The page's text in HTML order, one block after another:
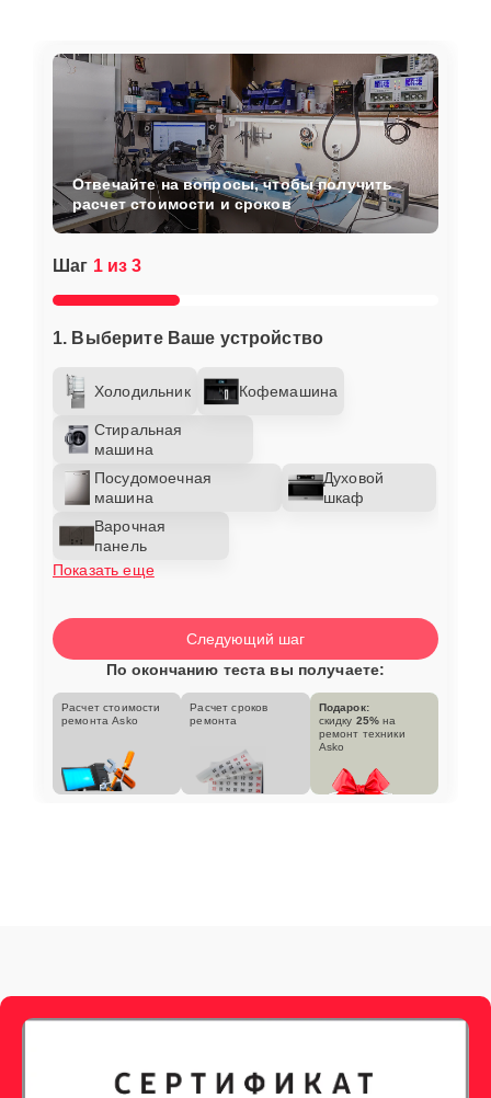
Шаг 1 из 3
1. Выберите Ваше устройство
Холодильник Кофемашина
Стиральная
машина
Посудомоечная
машина
Духовой
шкаф
Варочная
панель
Показать еще
Отвечайте на вопросы, чтобы получить
расчет стоимости и сроков
Следующий шаг
По окончанию теста вы получаете:
Расчет стоимости
ремонта Asko
Расчет сроков
ремонта
Подарок:
скидку 25% на
ремонт техники
Asko